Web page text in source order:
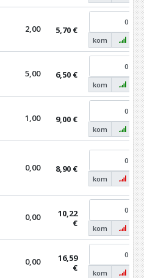
2,00 5,70 €
kom
5,00 6,50 €
kom
1,00 9,00 €
kom
0,00 8,90 €
kom
0,00
10,22
€
kom
0,00
16,59
€
kom